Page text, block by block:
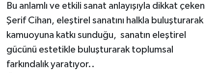
Bu anlamlı ve etkili sanat anlayışıyla dikkat çeken
Şerif Cihan, eleştirel sanatını halkla buluşturarak
kamuoyuna katkı sunduğu, sanatın eleştirel
gücünü estetikle buluşturarak toplumsal
farkındalık yaratıyor..